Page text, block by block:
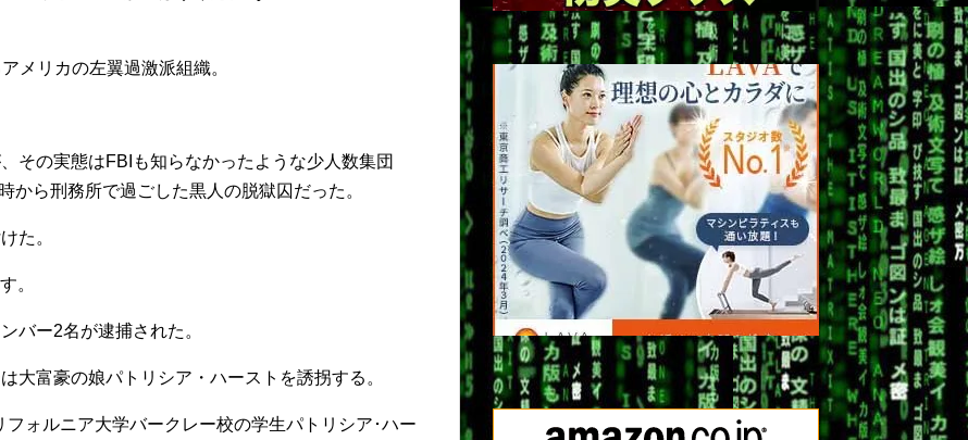
メリカの左翼過激派組織。
その実態はFBIも知らなかったような少人数集団
から刑務所で過ごした黒人の脱獄囚だった。
た。
。
バー2名が逮捕された。
大富豪の娘パトリシア・ハーストを誘拐する。
ォルニア大学バークレー校の学生パトリシア･ハー